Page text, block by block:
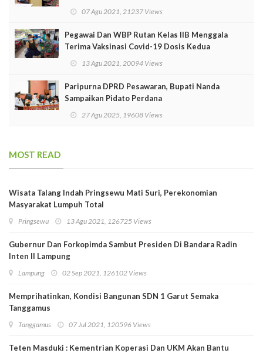
07 Agu 2021, 21237 Views
Pegawai Dan WBP Rutan Kelas IIB Menggala
Terima Vaksinasi Covid-19 Dosis Kedua
13 Agu 2021, 20094 Views
Paripurna DPRD Pesawaran, Bupati Nanda
Sampaikan Pidato Perdana
27 Agu 2025, 19608 Views
MOST READ
Wisata Talang Indah Pringsewu Mati Suri, Perekonomian
Masyarakat Lumpuh Total
Pringsewu 13 Agu 2021, 126725 Views
Gubernur Dan Forkopimda Sambut Presiden Di Bandara Radin
Inten II Lampung
Lampung 02 Sep 2021, 126102 Views
Memprihatinkan, Kondisi Bangunan SDN 1 Garut Semaka
Tanggamus
Tanggamus 07 Jul 2021, 120596 Views
Teten Masduki : Kementrian Koperasi Dan UKM Akan Bantu